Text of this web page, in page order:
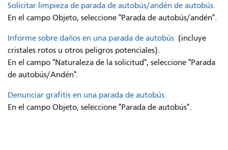
Solicitar limpieza de parada de autobús/andén de autobús.
En el campo Objeto, seleccione "Parada de autobús/andén".
Informe sobre daños en una parada de autobús (incluye
cristales rotos u otros peligros potenciales).
En el campo "Naturaleza de la solicitud", seleccione "Parada
de autobús/Andén".
Denunciar grafitis en una parada de autobús.
En el campo Objeto, seleccione "Parada de autobús".